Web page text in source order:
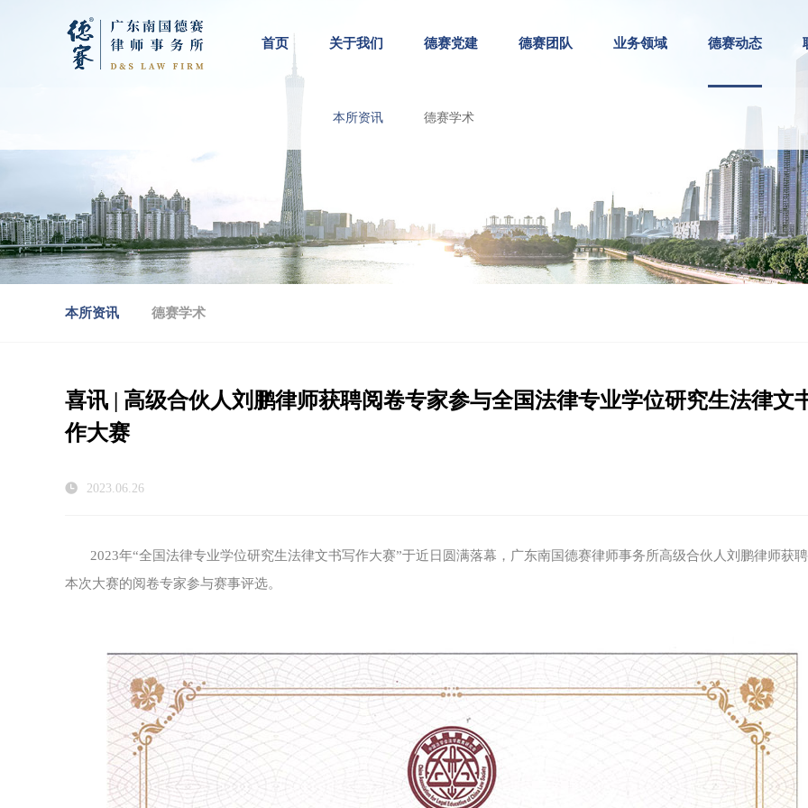
首页 关于我们 德赛党建 德赛团队 业务领域 德赛动态
本所资讯 德赛学术
本所资讯 德赛学术
喜讯 | 高级合伙人刘鹏律师获聘阅卷专家参与全国法律专业学位研究生法律文
作大赛
2023.06.26
2023年“全国法律专业学位研究生法律文书写作大赛”于近日圆满落幕，广东南国德赛律师事务所高级合伙人刘鹏律师获
本次大赛的阅卷专家参与赛事评选。